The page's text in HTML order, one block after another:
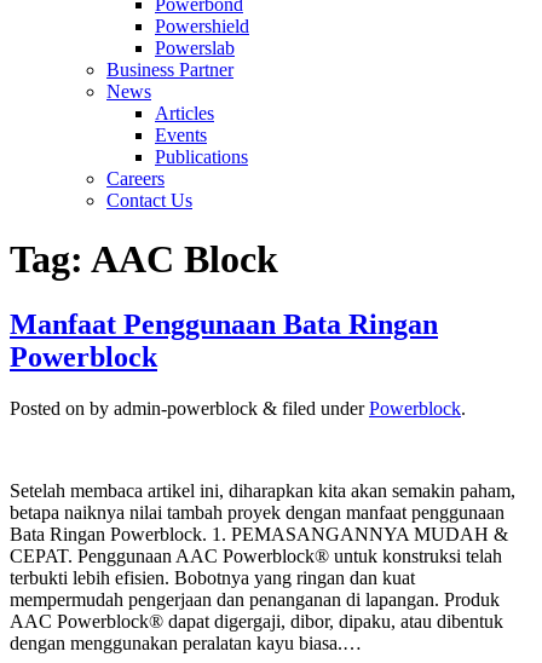
Powerbond
Powershield
Powerslab
Business Partner
News
Articles
Events
Publications
Careers
Contact Us
Tag: AAC Block
Manfaat Penggunaan Bata Ringan
Powerblock
Posted on by admin-powerblock & filed underPowerblock.
Setelah membaca artikel ini, diharapkan kita akan semakin paham,
betapa naiknya nilai tambah proyek dengan manfaat penggunaan
Bata Ringan Powerblock. 1. PEMASANGANNYA MUDAH &
CEPAT. Penggunaan AAC Powerblock® untuk konstruksi telah
terbukti lebih efisien. Bobotnya yang ringan dan kuat
mempermudah pengerjaan dan penanganan di lapangan. Produk
AAC Powerblock® dapat digergaji, dibor, dipaku, atau dibentuk
dengan menggunakan peralatan kayu biasa.…